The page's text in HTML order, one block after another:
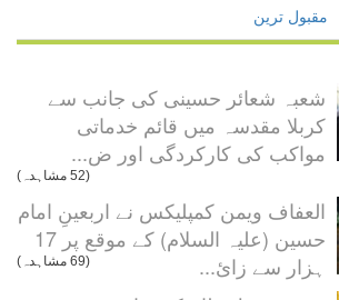
مقبول ترین
شعبہ شعائر حسینی کی جانب سے
کربلا مقدسہ میں قائم خدماتی
مواکب کی کارکردگی اور ض...
(52 مشاہدہ)
العفاف ویمن کمپلیکس نے اربعینِ امام
حسین (علیہ السلام) کے موقع پر 17
ہزار سے زائ...
(69 مشاہدہ)